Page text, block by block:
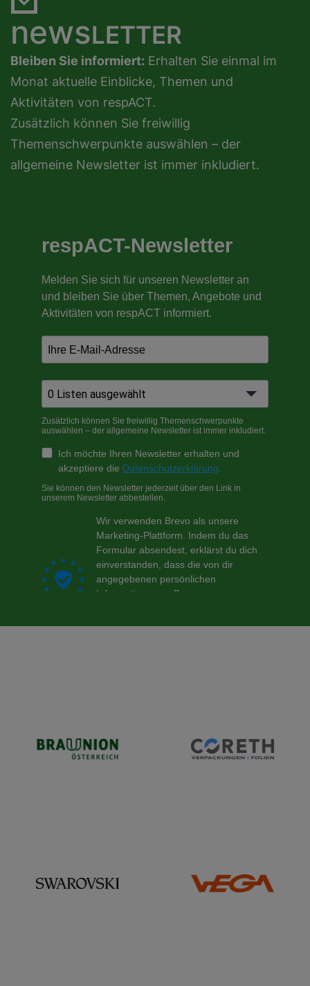
newsLETTER
Bleiben Sie informiert: Erhalten Sie einmal im
Monat aktuelle Einblicke, Themen und
Aktivitäten von respACT.
Zusätzlich können Sie freiwillig
Themenschwerpunkte auswählen – der
allgemeine Newsletter ist immer inkludiert.